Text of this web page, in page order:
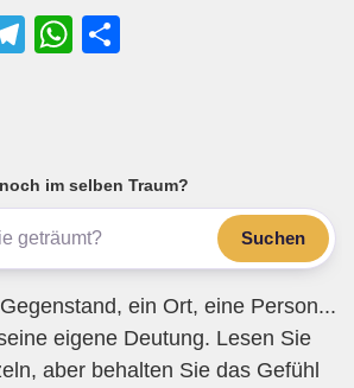
T
a
m
W
A
p
p
im selben Traum?
Suchen
ein Ort, eine Person...
eigene Deutung. Lesen Sie
aber behalten Sie das Gefühl